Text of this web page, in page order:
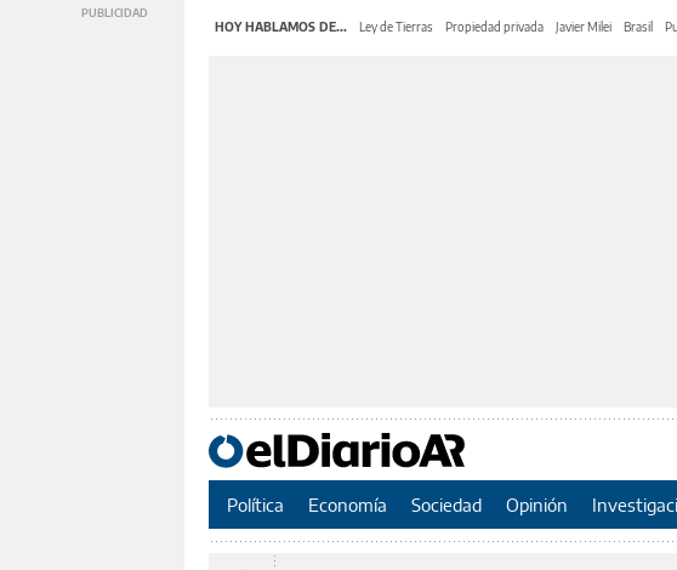
HOY HABLAMOS DE... Ley de Tierras Propiedad privada Javier Milei Brasil
Política Economía Sociedad Opinión